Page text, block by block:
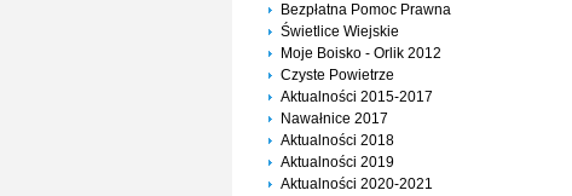
Bezpłatna Pomoc Prawna
Świetlice Wiejskie
Moje Boisko - Orlik 2012
Czyste Powietrze
Aktualności 2015-2017
Nawałnice 2017
Aktualności 2018
Aktualności 2019
Aktualności 2020-2021